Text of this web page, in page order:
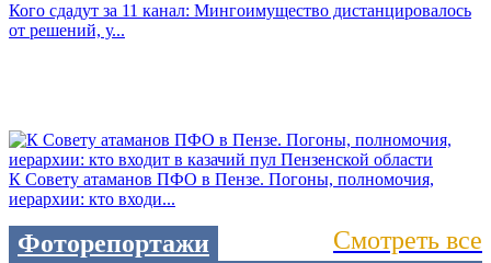
Кого сдадут за 11 канал: Мингоимущество дистанцировалось
от решений, у...
К Совету атаманов ПФО в Пензе. Погоны, полномочия,
иерархии: кто входи...
Фоторепортажи Смотреть все